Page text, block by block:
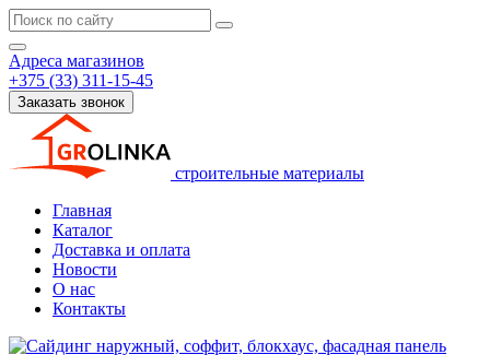
Адреса магазинов
+375 (33) 311-15-45
Заказать звонок
строительные материалы
Главная
Каталог
Доставка и оплата
Новости
О нас
Контакты